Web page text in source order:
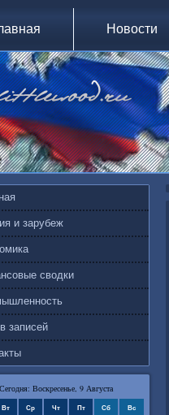
Новости
и зарубеж
сводки
записей
Сегодня: Воскресенье, 9 Августа
Вт Ср Чт Пт Сб Вс